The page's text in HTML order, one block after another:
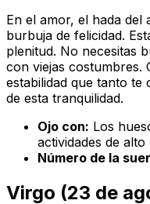
En el amor, el hada
burbuja de felicidad.
plenitud. No necesitas
con viejas costumbres.
estabilidad que tanto te
de esta tranquilidad.
Ojo con: Los
actividades de
Número de la
Virgo (23 de